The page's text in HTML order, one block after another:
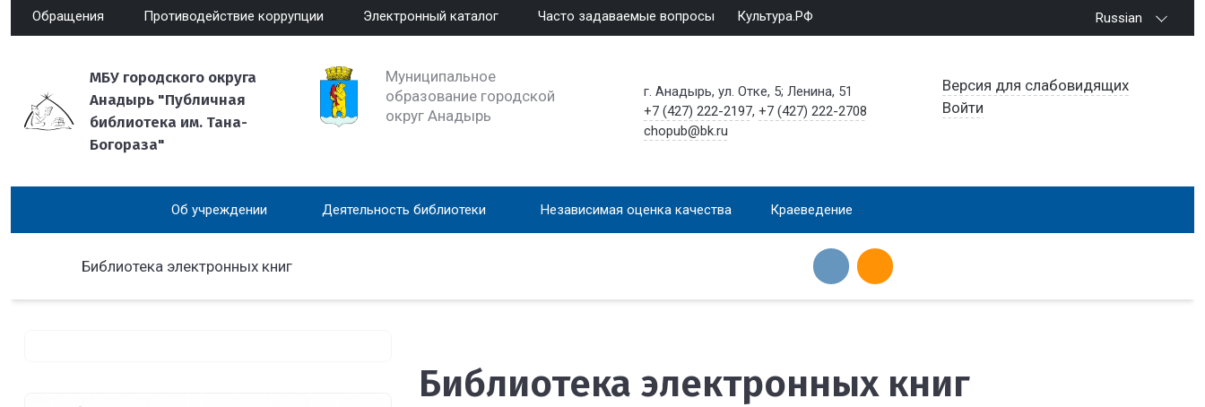
Обращения Противодействие коррупции Электронный каталог Часто задаваемые вопросы Культура.РФ Russian
МБУ городского округа
Анадырь "Публичная
библиотека им. Тана-
Богораза"
Муниципальное
образование городской
округ Анадырь
г. Анадырь, ул. Отке, 5; Ленина, 51
+7 (427) 222-2197,+7 (427) 222-2708
chopub@bk.ru
Версия для слабовидящих
Войти
Об учреждении Деятельность библиотеки Независимая оценка качества Краеведение
Библиотека электронных книг
Библиотека электронных книг